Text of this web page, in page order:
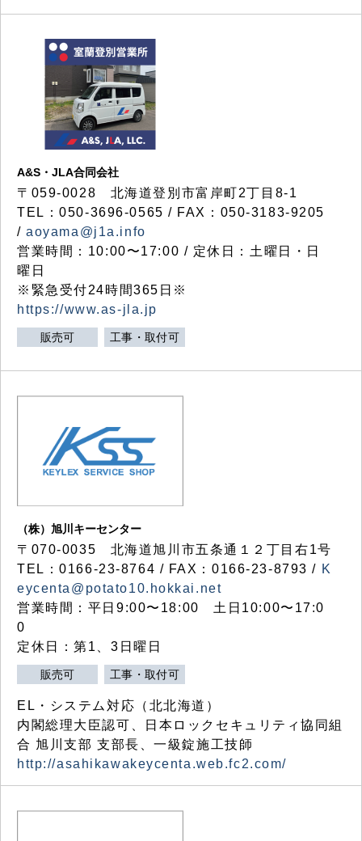
A&S・JLA合同会社
〒 059-0028 北海道登別市富岸町2丁目 8-1
TEL：050-3696-0565 / FAX：050-3183-9205
/aoyama@j1a.info
営業時間：10:00〜17:00 / 定休日：土曜日・日
曜日
※緊急受付24時間365日※
https://www.as-jla.jp
販売可 工事・取付可
（株）旭川キーセンター
〒070-0035 北海道旭川市五条通１２丁目右1号
TEL：0166-23-8764 / FAX：0166-23-8793 / K
eycenta@potato10.hokkai.net
営業時間：平日9:00〜18:00 土日10:00〜17:0
0
定休日：第1、3日曜日
販売可 工事・取付可
EL・システム対応（北北海道）
内閣総理大臣認可、日本ロックセキュリティ協同組
合 旭川支部 支部長、一級錠施工技師
http://asahikawakeycenta.web.fc2.com/